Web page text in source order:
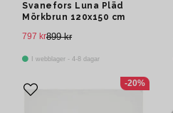
Svanefors Luna Pläd
Mörkbrun 120x150 cm
899 kr
797 kr
I webblager - 4-8 dagar
-20%